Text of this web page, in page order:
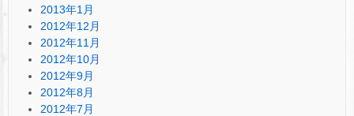
2013年1月
2012年12月
2012年11月
2012年10月
2012年9月
2012年8月
2012年7月